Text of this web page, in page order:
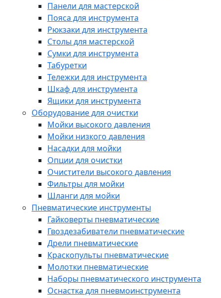
Панели для мастерской
Пояса для инструмента
Рюкзаки для инструмента
Столы для мастерской
Сумки для инструмента
Табуретки
Тележки для инструмента
Шкаф для инструмента
Ящики для инструмента
Оборудование для очистки
Мойки высокого давления
Мойки низкого давления
Насадки для мойки
Опции для очистки
Очистители высокого давления
Фильтры для мойки
Шланги для мойки
Пневматические инструменты
Гайковерты пневматические
Гвоздезабиватели пневматические
Дрели пневматические
Краскопульты пневматические
Молотки пневматические
Наборы пневматического инструмента
Оснастка для пневмоинструмента